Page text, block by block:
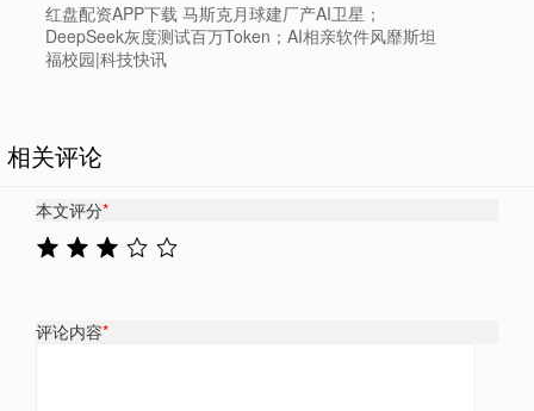
红盘配资APP下载 马斯克月球建厂产AI卫星；
DeepSeek灰度测试百万Token；AI相亲软件风靡斯坦
福校园|科技快讯
相关评论
本文评分*
评论内容*